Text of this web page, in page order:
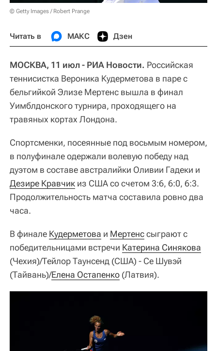
© Getty Images / Robert Prange
Читать в МАКС Дзен
МОСКВА, 11 июл - РИА Новости. Российская
теннисистка Вероника Кудерметова в паре с
бельгийкой Элизе Мертенс вышла в финал
Уимблдонского турнира, проходящего на
травяных кортах Лондона.
Спортсменки, посеянные под восьмым номером,
в полуфинале одержали волевую победу над
дуэтом в составе австралийки Оливии Гадеки и
Дезире Кравчик из США со счетом 3:6, 6:0, 6:3.
Продолжительность матча составила ровно два
часа.
В финале Кудерметова и Мертенссыграют с
победительницами встречи Катерина Синякова
(Чехия)/Тейлор Таунсенд (США) - Се Шувэй
(Тайвань)/Елена Остапенко (Латвия).